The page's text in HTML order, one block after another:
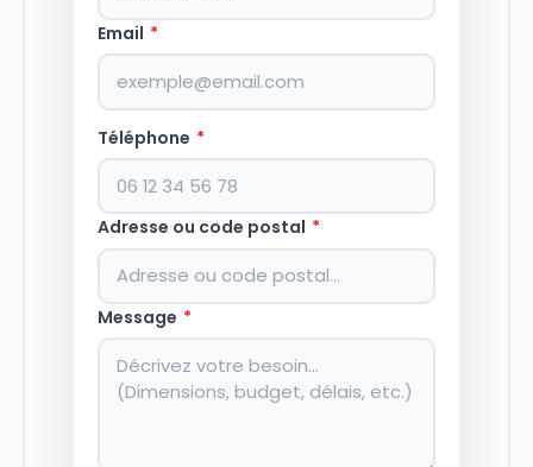
Email *
Téléphone *
Adresse ou code postal *
Message *